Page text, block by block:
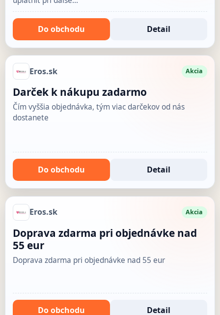
Do obchodu Detail
Eros.sk Akcia
Darček k nákupu zadarmo
Čím vyššia objednávka, tým viac darčekov od nás
dostanete
Do obchodu Detail
Eros.sk Akcia
Doprava zdarma pri objednávke nad
55 eur
Doprava zdarma pri objednávke nad 55 eur
Do obchodu Detail